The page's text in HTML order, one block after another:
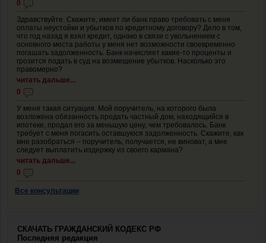
0
Здравствуйте. Скажите, имеет ли банк право требовать с меня
оплаты неустойки и убытков по кредитному договору? Дело в том,
что год назад я взял кредит, однако в связи с увольнением с
основного места работы у меня нет возможности своевременно
погашать задолженность. Банк начисляет какие-то проценты и
грозится подать в суд на возмещение убытков. Насколько это
правомерно?
читать дальше...
0
У меня такая ситуация. Мой поручитель, на которого была
возложена обязанность продать частный дом, находящийся в
ипотеке, продал его за меньшую цену, чем требовалось. Банк
требует с меня погасить оставшуюся задолженность. Скажите, как
мне разобраться – поручитель, получается, не виноват, а мне
следует выплатить издержку из своего кармана?
читать дальше...
0
Все консультации
СКАЧАТЬ ГРАЖДАНСКИЙ КОДЕКС РФ
Последняя редакция